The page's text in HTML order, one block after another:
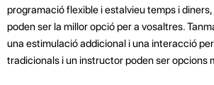
programació flexible i estalvieu temps i
poden ser la millor opció per a vosaltres.
una estimulació addicional i una interacció
tradicionals i un instructor poden ser opcions